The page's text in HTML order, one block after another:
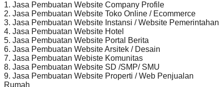
1. Jasa Pembuatan Website Company Profile
2. Jasa Pembuatan Website Toko Online / Ecommerce
3. Jasa Pembuatan Website Instansi / Website Pemerintahan
4. Jasa Pembuatan Website Hotel
5. Jasa Pembuatan Website Portal Berita
6. Jasa Pembuatan Website Arsitek / Desain
7. Jasa Pembuatan Webiste Komunitas
8. Jasa Pembuatan Website SD /SMP/ SMU
9. Jasa Pembuatan Website Properti / Web Penjualan
Rumah